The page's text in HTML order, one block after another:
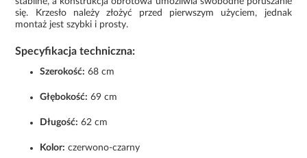
się. Krzesło należy złożyć przed pierwszym użyciem, jednak
montaż jest szybki i prosty.
Specyfikacja techniczna:
Szerokość: 68 cm
Głębokość: 69 cm
Długość: 62 cm
Kolor: czerwono-czarny